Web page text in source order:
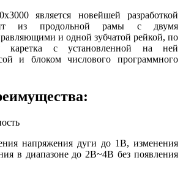
является новейшей разработкой
из продольной рамы с двумя
и одной зубчатой рейкой, по
каретка с установленной на ней
и блоком числового программного
напряжения дуги до 1В, изменения
в диапазоне до 2В~4В без появления